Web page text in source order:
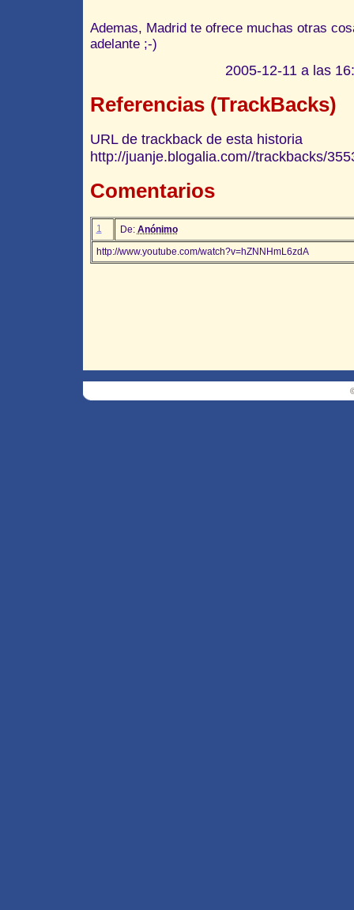
Ademas, Madrid te ofrece muchas otras
adelante ;-)
2005-12-11 a las
Referencias (TrackBacks)
URL de trackback de esta historia
http://juanje.blogalia.com//trackbacks/
Comentarios
1 De: Anónimo
http://www.youtube.com/watch?v=hZNNHmL6zdA